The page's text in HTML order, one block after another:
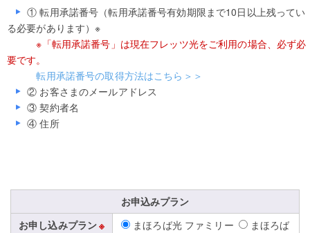
① 転用承諾番号（転用承諾番号有効期限まで10日以上残ってい
る必要があります）※
※「転用承諾番号」は現在フレッツ光をご利用の場合、必ず必
要です。
転用承諾番号の取得方法はこちら＞＞
② お客さまのメールアドレス
③ 契約者名
④ 住所
お申込みプラン
お申し込みプラン※
まほろば光 ファミリー
まほろば